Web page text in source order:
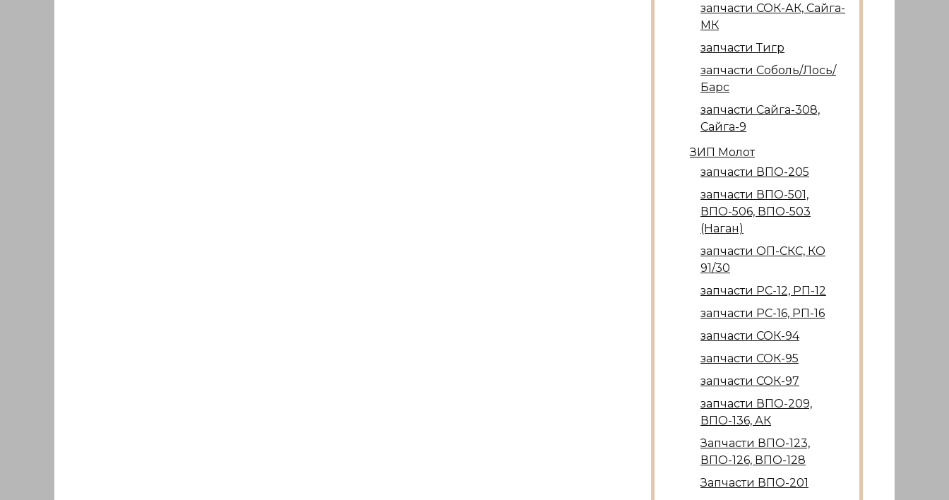
запчасти СОК-АК, Сайга-
МК
запчасти Тигр
запчасти Соболь/Лось/
Барс
запчасти Сайга-308,
Сайга-9
ЗИП Молот
запчасти ВПО-205
запчасти ВПО-501,
ВПО-506, ВПО-503
(Наган)
запчасти ОП-СКС, КО
91/30
запчасти РС-12, РП-12
запчасти РС-16, РП-16
запчасти СОК-94
запчасти СОК-95
запчасти СОК-97
запчасти ВПО-209,
ВПО-136, АК
Запчасти ВПО-123,
ВПО-126, ВПО-128
Запчасти ВПО-201